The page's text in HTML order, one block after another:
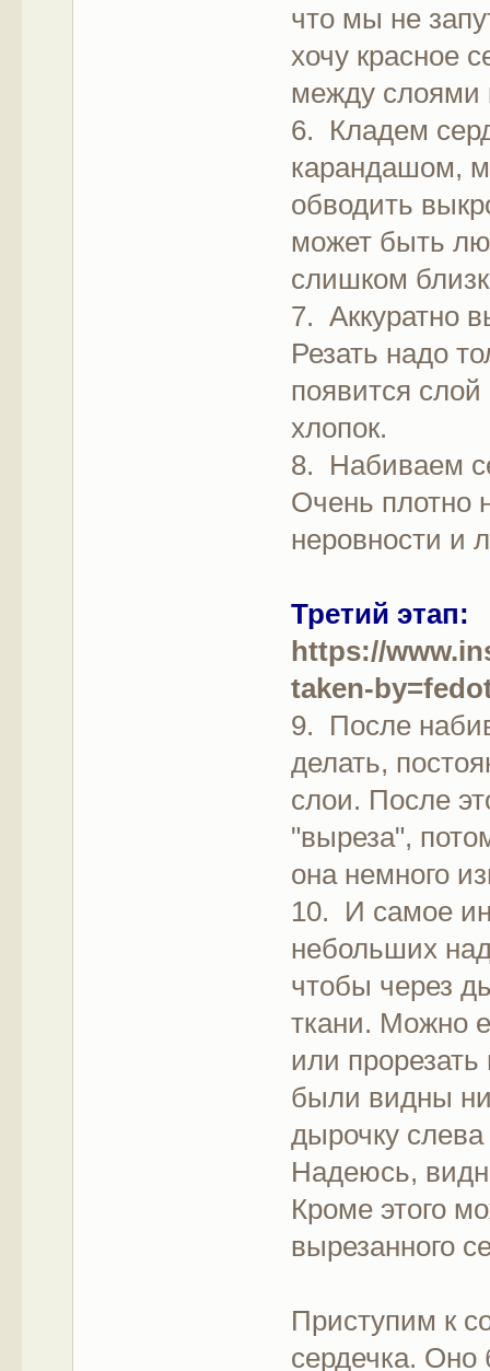
что мы не
хочу красное
между слоями
6. Кладем
карандашом,
обводить
может быть
слишком
7. Аккуратно
Резать надо
появится
хлопок.
8. Набиваем
Очень плотно
неровности и
Третий этап:
https://
taken-
9. После
делать,
слои. После
"выреза",
она немного
10. И самое
небольших
чтобы через
ткани. Можно
или
были видны
дырочку
Надеюсь,
Кроме этого
вырезанного
Приступим к
сердечка. Оно